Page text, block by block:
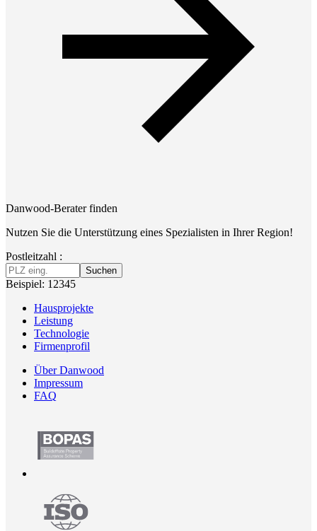
Danwood-Berater finden
Nutzen Sie die Unterstützung eines Spezialisten in Ihrer Region!
Postleitzahl :
Suchen
Beispiel: 12345
Hausprojekte
Leistung
Technologie
Firmenprofil
Über Danwood
Impressum
FAQ